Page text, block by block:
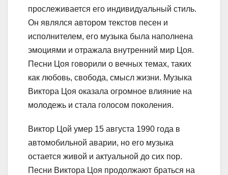
прослеживается его индивидуальный стиль.
Он являлся автором текстов песен и
исполнителем, его музыка была наполнена
эмоциями и отражала внутренний мир Цоя.
Песни Цоя говорили о вечных темах, таких
как любовь, свобода, смысл жизни. Музыка
Виктора Цоя оказала огромное влияние на
молодежь и стала голосом поколения.
Виктор Цой умер 15 августа 1990 года в
автомобильной аварии, но его музыка
остается живой и актуальной до сих пор.
Песни Виктора Цоя продолжают браться на